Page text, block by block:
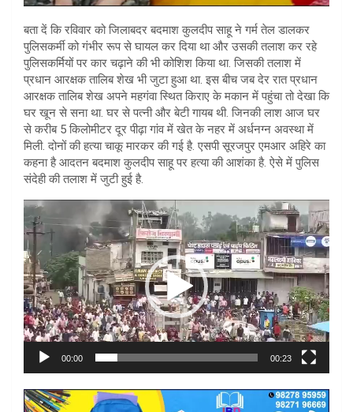
बता दें कि रविवार को जिलाबदर बदमाश कुलदीप साहू ने गर्म तेल डालकर
पुलिसकर्मी को गंभीर रूप से घायल कर दिया था और उसकी तलाश कर रहे
पुलिसकर्मियों पर कार चढ़ाने की भी कोशिश किया था. जिसकी तलाश में
प्रधान आरक्षक तालिब शेख भी जुटा हुआ था. इस बीच जब देर रात प्रधान
आरक्षक तालिब शेख अपने महगंवा स्थित किराए के मकान में पहुंचा तो देखा कि
घर खून से सना था. घर से पत्नी और बेटी गायब थी. जिनकी लाश आज घर
से करीब 5 किलोमीटर दूर पीढ़ा गांव में खेत के नहर में अर्धनग्न अवस्था में
मिली. दोनों की हत्या चाकू मारकर की गई है. एसपी सूरजपुर एमआर अहिरे का
कहना है आदतन बदमाश कुलदीप साहू पर हत्या की आशंका है. ऐसे में पुलिस
संदेही की तलाश में जुटी हुई है.
Video
Player
00:00 00:23